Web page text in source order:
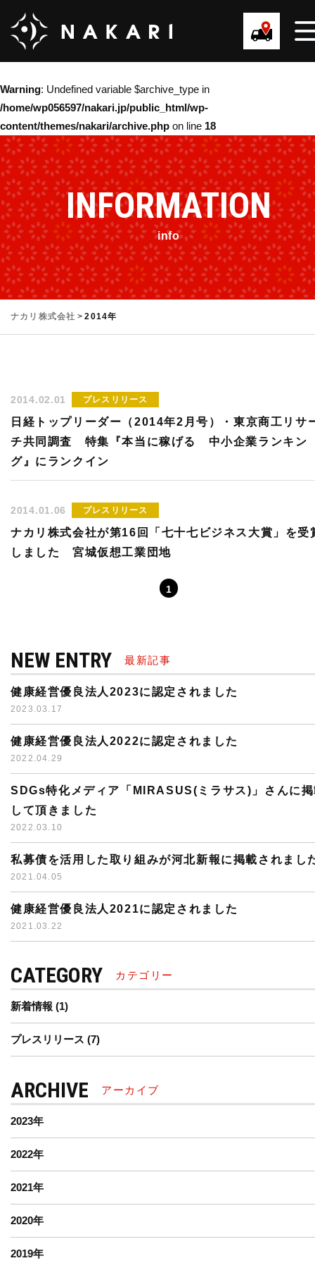
Warning: Undefined variable $archive_type in
/home/wp056597/nakari.jp/public_html/wp-
content/themes/nakari/archive.php on line 18
INFORMATION
info
ナカリ株式会社 >2014年
2014.02.01 プレスリリース
日経トップリーダー（2014年2月号）・東京商工リサ
チ共同調査 特集『本当に稼げる 中小企業ランキン
グ』にランクイン
2014.01.06 プレスリリース
ナカリ株式会社が第16回「七十七ビジネス大賞」を受
しました 宮城仮想工業団地
1
NEW ENTRY 最新記事
健康経営優良法人2023に認定されました
2023.03.17
健康経営優良法人2022に認定されました
2022.04.29
SDGs特化メディア「MIRASUS(ミラサス)」さんに
して頂きました
2022.03.10
私募債を活用した取り組みが河北新報に掲載されまし
2021.04.05
健康経営優良法人2021に認定されました
2021.03.22
CATEGORY カテゴリー
新着情報 (1)
プレスリリース (7)
ARCHIVE アーカイブ
2023年
2022年
2021年
2020年
2019年